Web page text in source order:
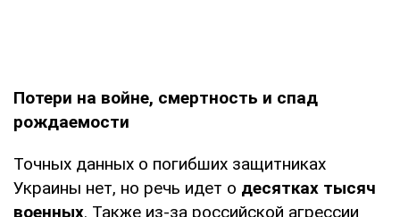
Потери на войне, смертность и спад
рождаемости
Точных данных о погибших защитниках
Украины нет, но речь идет о десятках тысяч
военных. Также из-за российской агрессии